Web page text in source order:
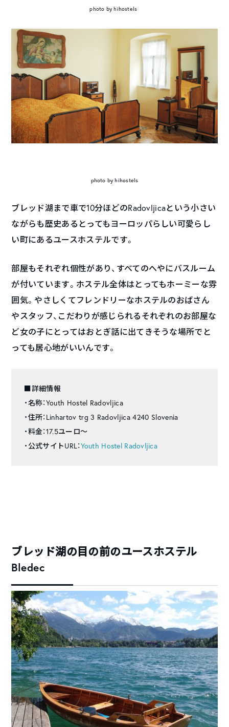
photo by hihostels
photo by hihostels
ブレッド湖まで車で10分ほどのRadovljicaという小さい
ながらも歴史あるとってもヨーロッパらしい可愛らし
い町にあるユースホステルです。
部屋もそれぞれ個性があり、すべてのへやにバスルーム
が付いています。ホステル全体はとってもホーミーな雰
囲気。やさしくてフレンドリーなホステルのおばさん
やスタッフ、こだわりが感じられるそれぞれのお部屋な
ど女の子にとってはおとぎ話に出てきそうな場所でと
っても居心地がいいんです。
■詳細情報
・名称：Youth Hostel Radovljica
・住所：Linhartov trg 3 Radovljica 4240 Slovenia
・料金：17.5ユーロ〜
・公式サイトURL：Youth Hostel Radovljica
ブレッド湖の目の前のユースホステル
Bledec